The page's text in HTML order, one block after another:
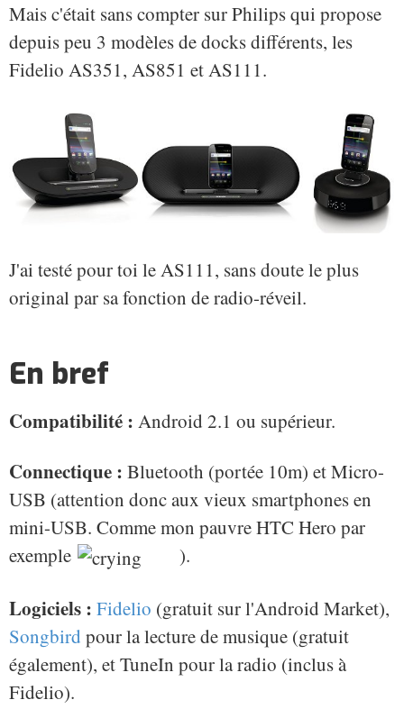
Mais c'était sans compter sur Philips qui propose
depuis peu 3 modèles de docks différents, les
Fidelio AS351, AS851 et AS111.
J'ai testé pour toi le AS111, sans doute le plus
original par sa fonction de radio-réveil.
En bref
Compatibilité : Android 2.1 ou supérieur.
Connectique : Bluetooth (portée 10m) et Micro-
USB (attention donc aux vieux smartphones en
mini-USB. Comme mon pauvre HTC Hero par
exemple
).
Logiciels : Fidelio (gratuit sur l'Android Market),
Songbird pour la lecture de musique (gratuit
également), et TuneIn pour la radio (inclus à
Fidelio).